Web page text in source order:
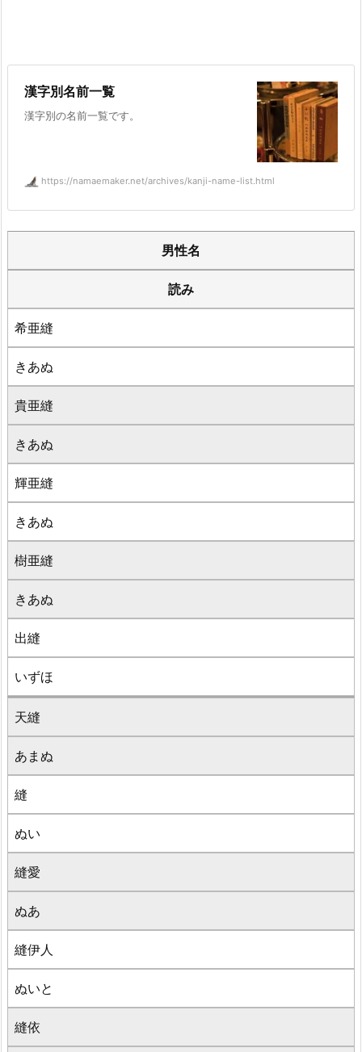
漢字別名前一覧
漢字別の名前一覧です。
https://namaemaker.net/archives/kanji-name-list.html
男性名
読み
希亜縫
きあぬ
貴亜縫
きあぬ
輝亜縫
きあぬ
樹亜縫
きあぬ
出縫
いずほ
天縫
あまぬ
縫
ぬい
縫愛
ぬあ
縫伊人
ぬいと
縫依